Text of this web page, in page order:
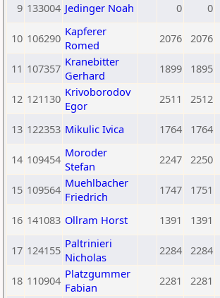
9 133004 Jedinger Noah 0 0
10 106290 Kapferer
Romed
2076 2076
11 107357 Kranebitter
Gerhard
1899 1895
12 121130 Krivoborodov
Egor
2511 2512
13 122353 Mikulic Ivica 1764 1764
14 109454 Moroder
Stefan
2247 2250
15 109564 Muehlbacher
Friedrich
1747 1751
16 141083 Ollram Horst 1391 1391
17 124155 Paltrinieri
Nicholas
2284 2284
18 110904 Platzgummer
Fabian
2281 2281